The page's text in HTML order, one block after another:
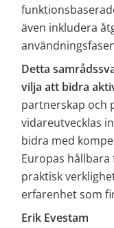
även inkludera
Detta
vilja att bidra
partnerskap och
vidareutvecklas
bidra med
Europas
praktisk
erfarenhet som
Erik Evestam